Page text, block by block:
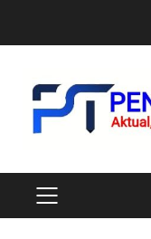
PRIMARY
MENU